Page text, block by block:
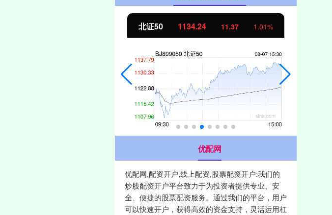
北证50 1134.24 11.37 1.01%
优配网
优配网,配资开户,线上配资,股票配资开户:我们的
炒股配资开户平台致力于为投资者提供专业、安
全、便捷的股票配资服务。通过我们的平台，用户
可以快速开户，获得高效的资金支持，灵活运用杠